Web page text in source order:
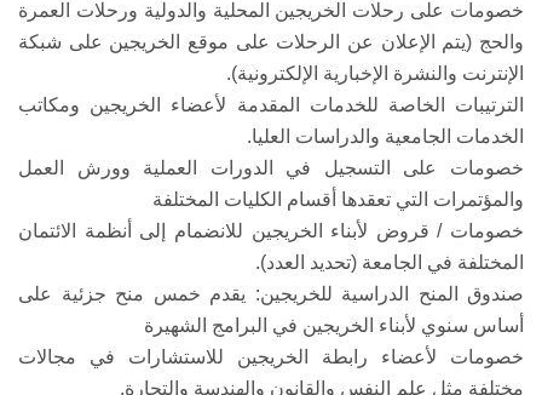
خصومات على رحلات الخريجين المحلية والدولية ورحلات العمرة
والحج (يتم الإعلان عن الرحلات على موقع الخريجين على شبكة
الإنترنت والنشرة الإخبارية الإلكترونية).
الترتيبات الخاصة للخدمات المقدمة لأعضاء الخريجين ومكاتب
الخدمات الجامعية والدراسات العليا.
خصومات على التسجيل في الدورات العملية وورش العمل
والمؤتمرات التي تعقدها أقسام الكليات المختلفة
خصومات / قروض لأبناء الخريجين للانضمام إلى أنظمة الائتمان
المختلفة في الجامعة (تحديد العدد).
صندوق المنح الدراسية للخريجين: يقدم خمس منح جزئية على
أساس سنوي لأبناء الخريجين في البرامج الشهيرة
خصومات لأعضاء رابطة الخريجين للاستشارات في مجالات
مختلفة مثل علم النفس والقانون والهندسة والتجارة.